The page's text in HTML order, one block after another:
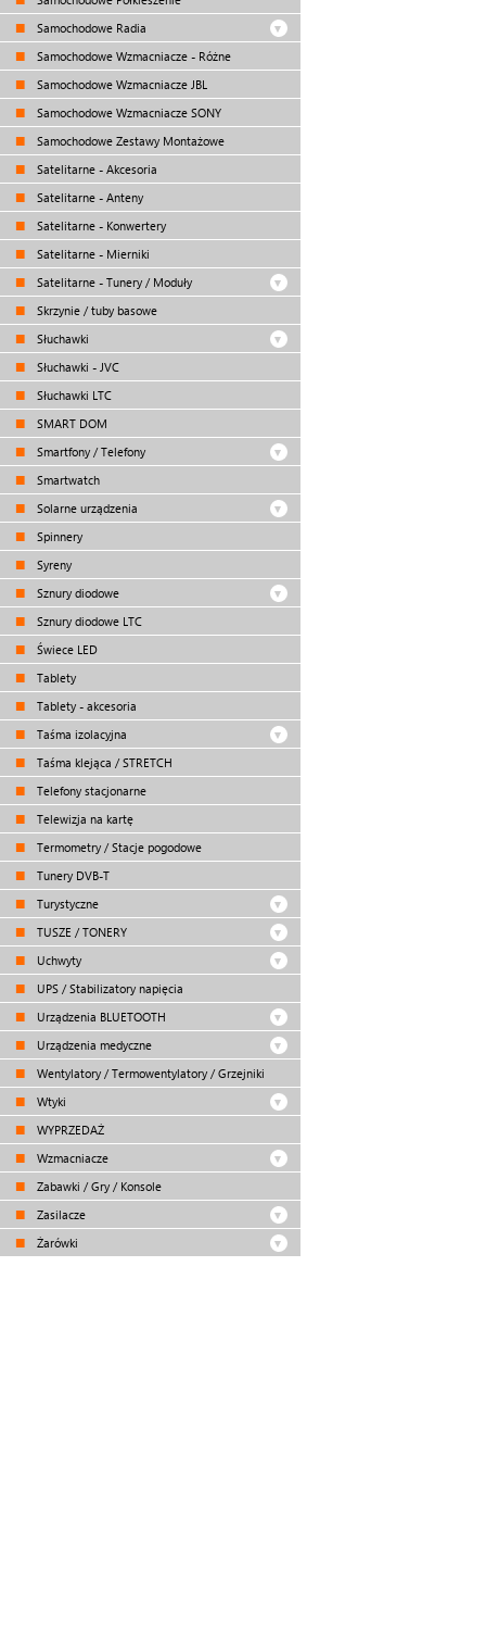
Samochodowe Radia
Samochodowe Wzmacniacze - Różne
Samochodowe Wzmacniacze JBL
Samochodowe Wzmacniacze SONY
Samochodowe Zestawy Montażowe
Satelitarne - Akcesoria
Satelitarne - Anteny
Satelitarne - Konwertery
Satelitarne - Mierniki
Satelitarne - Tunery / Moduły
Skrzynie / tuby basowe
Słuchawki
Słuchawki - JVC
Słuchawki LTC
SMART DOM
Smartfony / Telefony
Smartwatch
Solarne urządzenia
Spinnery
Syreny
Sznury diodowe
Sznury diodowe LTC
Świece LED
Tablety
Tablety - akcesoria
Taśma izolacyjna
Taśma klejąca / STRETCH
Telefony stacjonarne
Telewizja na kartę
Termometry / Stacje pogodowe
Tunery DVB-T
Turystyczne
TUSZE / TONERY
Uchwyty
UPS / Stabilizatory napięcia
Urządzenia BLUETOOTH
Urządzenia medyczne
Wentylatory / Termowentylatory / Grzejniki
Wtyki
WYPRZEDAŻ
Wzmacniacze
Zabawki / Gry / Konsole
Zasilacze
Żarówki